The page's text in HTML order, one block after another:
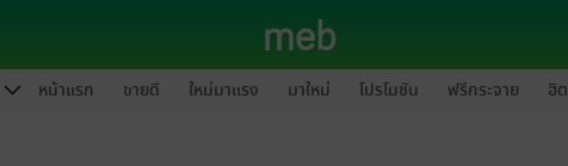
หน้าแรก ขายดี ใหม่มาแรง มาใหม่ โปรโมชัน ฟรีกระจาย ฮิ